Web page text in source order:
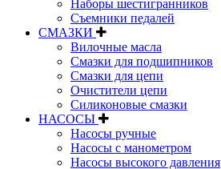
Наборы шестигранников
Съемники педалей
СМАЗКИ
Вилочные масла
Смазки для подшипников
Смазки для цепи
Очистители цепи
Силиконовые смазки
НАСОСЫ
Насосы ручные
Насосы с манометром
Насосы высокого давления